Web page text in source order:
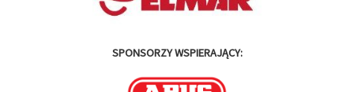
SPONSORZY WSPIERAJĄCY: